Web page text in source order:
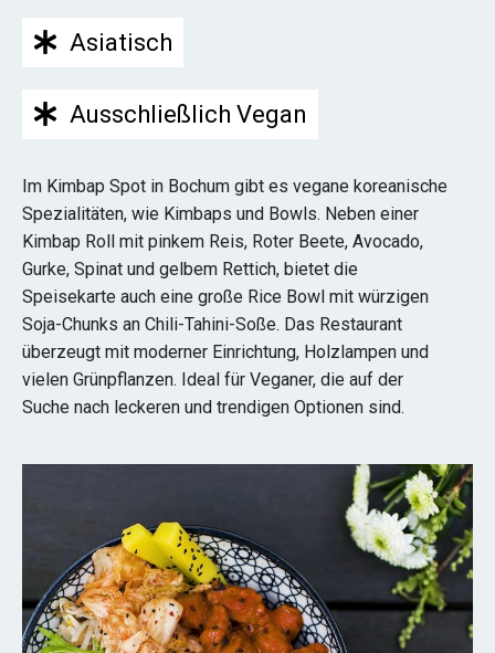
Asiatisch
Ausschließlich Vegan
Im Kimbap Spot in Bochum gibt es vegane koreanische
Spezialitäten, wie Kimbaps und Bowls. Neben einer
Kimbap Roll mit pinkem Reis, Roter Beete, Avocado,
Gurke, Spinat und gelbem Rettich, bietet die
Speisekarte auch eine große Rice Bowl mit würzigen
Soja-Chunks an Chili-Tahini-Soße. Das Restaurant
überzeugt mit moderner Einrichtung, Holzlampen und
vielen Grünpflanzen. Ideal für Veganer, die auf der
Suche nach leckeren und trendigen Optionen sind.